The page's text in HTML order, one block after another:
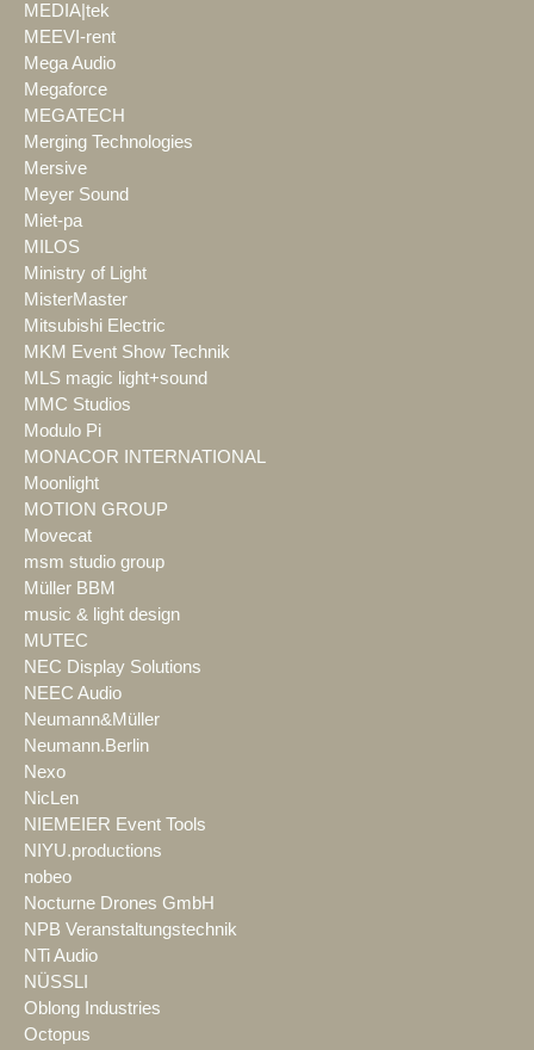
MEDIA|tek
MEEVI-rent
Mega Audio
Megaforce
MEGATECH
Merging Technologies
Mersive
Meyer Sound
Miet-pa
MILOS
Ministry of Light
MisterMaster
Mitsubishi Electric
MKM Event Show Technik
MLS magic light+sound
MMC Studios
Modulo Pi
MONACOR INTERNATIONAL
Moonlight
MOTION GROUP
Movecat
msm studio group
Müller BBM
music & light design
MUTEC
NEC Display Solutions
NEEC Audio
Neumann&Müller
Neumann.Berlin
Nexo
NicLen
NIEMEIER Event Tools
NIYU.productions
nobeo
Nocturne Drones GmbH
NPB Veranstaltungstechnik
NTi Audio
NÜSSLI
Oblong Industries
Octopus